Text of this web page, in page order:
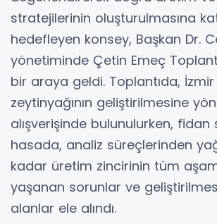
stratejilerinin oluşturulmasına
hedefleyen konsey, Başkan Dr.
yönetiminde Çetin Emeç
bir araya geldi. Toplantıda,
zeytinyağının geliştirilmesine
alışverişinde bulunulurken,
hasada, analiz süreçlerinden yağ
kadar üretim zincirinin tüm
yaşanan sorunlar ve
alanlar ele alındı.